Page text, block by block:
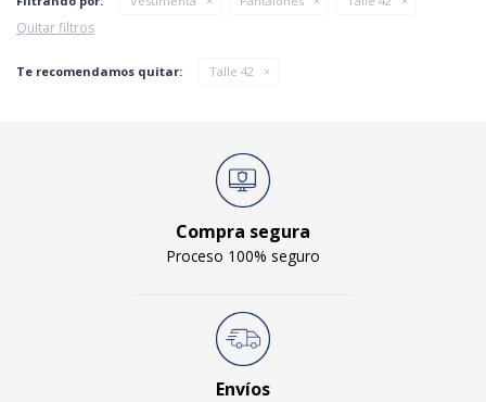
Quitar filtros
Te recomendamos quitar: Talle 42
Compra segura
Proceso 100% seguro
Envíos